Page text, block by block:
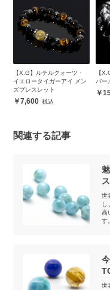
【X.G】ルチルクォーツ・
イエロータイガーアイ メン
ズブレスレット
7,600
【
バー
関連する記事
世
し
高
す。
世